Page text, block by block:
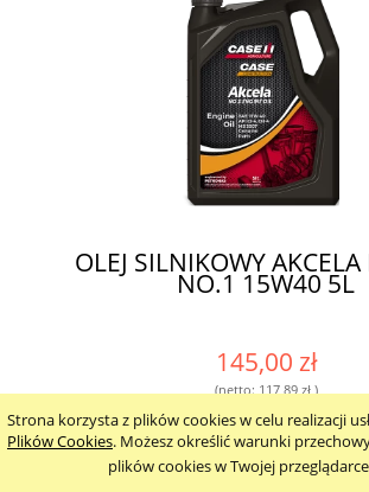
Strona korzysta z plików cookies w celu realizacji
Plików Cookies. Możesz określić warunki
plików cookies w Twojej
OLEJ SILNIKOWY
NO.1 15W40 5L
145,00 zł
(netto: 117,89 zł)
zawiera 23% VAT, bez kosztów
do koszyka